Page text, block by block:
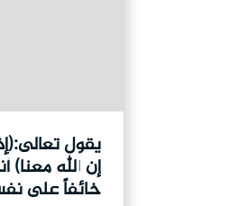
يقول
إن الله معنا)
خائفاً على